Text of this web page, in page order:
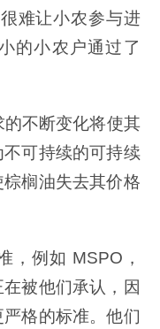
难让小农参与进
的小农户通过了
不断变化将使其
可持续的可持续
榈油失去其价格
，例如 MSPO，
被他们承认，因
格的标准。他们